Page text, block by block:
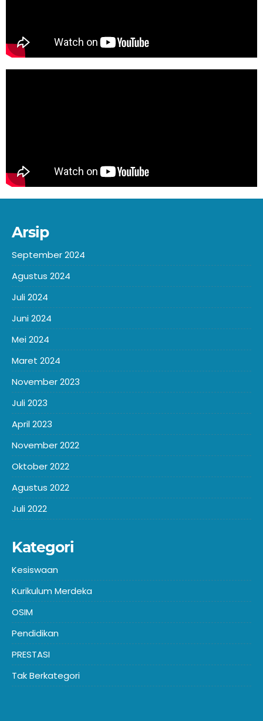
Arsip
September 2024
Agustus 2024
Juli 2024
Juni 2024
Mei 2024
Maret 2024
November 2023
Juli 2023
April 2023
November 2022
Oktober 2022
Agustus 2022
Juli 2022
Kategori
Kesiswaan
Kurikulum Merdeka
OSIM
Pendidikan
PRESTASI
Tak Berkategori